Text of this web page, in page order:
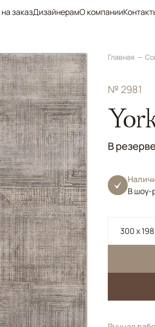
заказДизайнерамО компании
Главная
№ 2981
В резерве
В шоу-
300 x